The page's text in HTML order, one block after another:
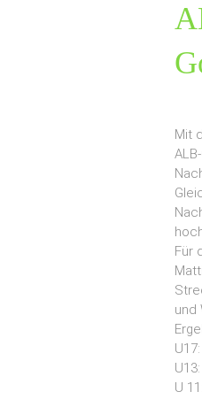
Mit
Für
und
U